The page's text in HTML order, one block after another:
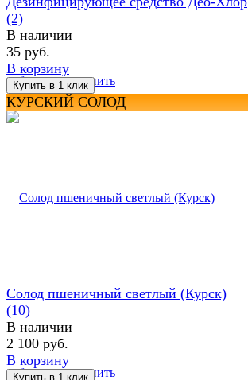
избранное сравнить
(2)
В наличии
35 руб.
В корзину
КУРСКИЙ СОЛОД
избранное сравнить
Солод пшеничный светлый (Курск)
(10)
В наличии
2 100 руб.
В корзину